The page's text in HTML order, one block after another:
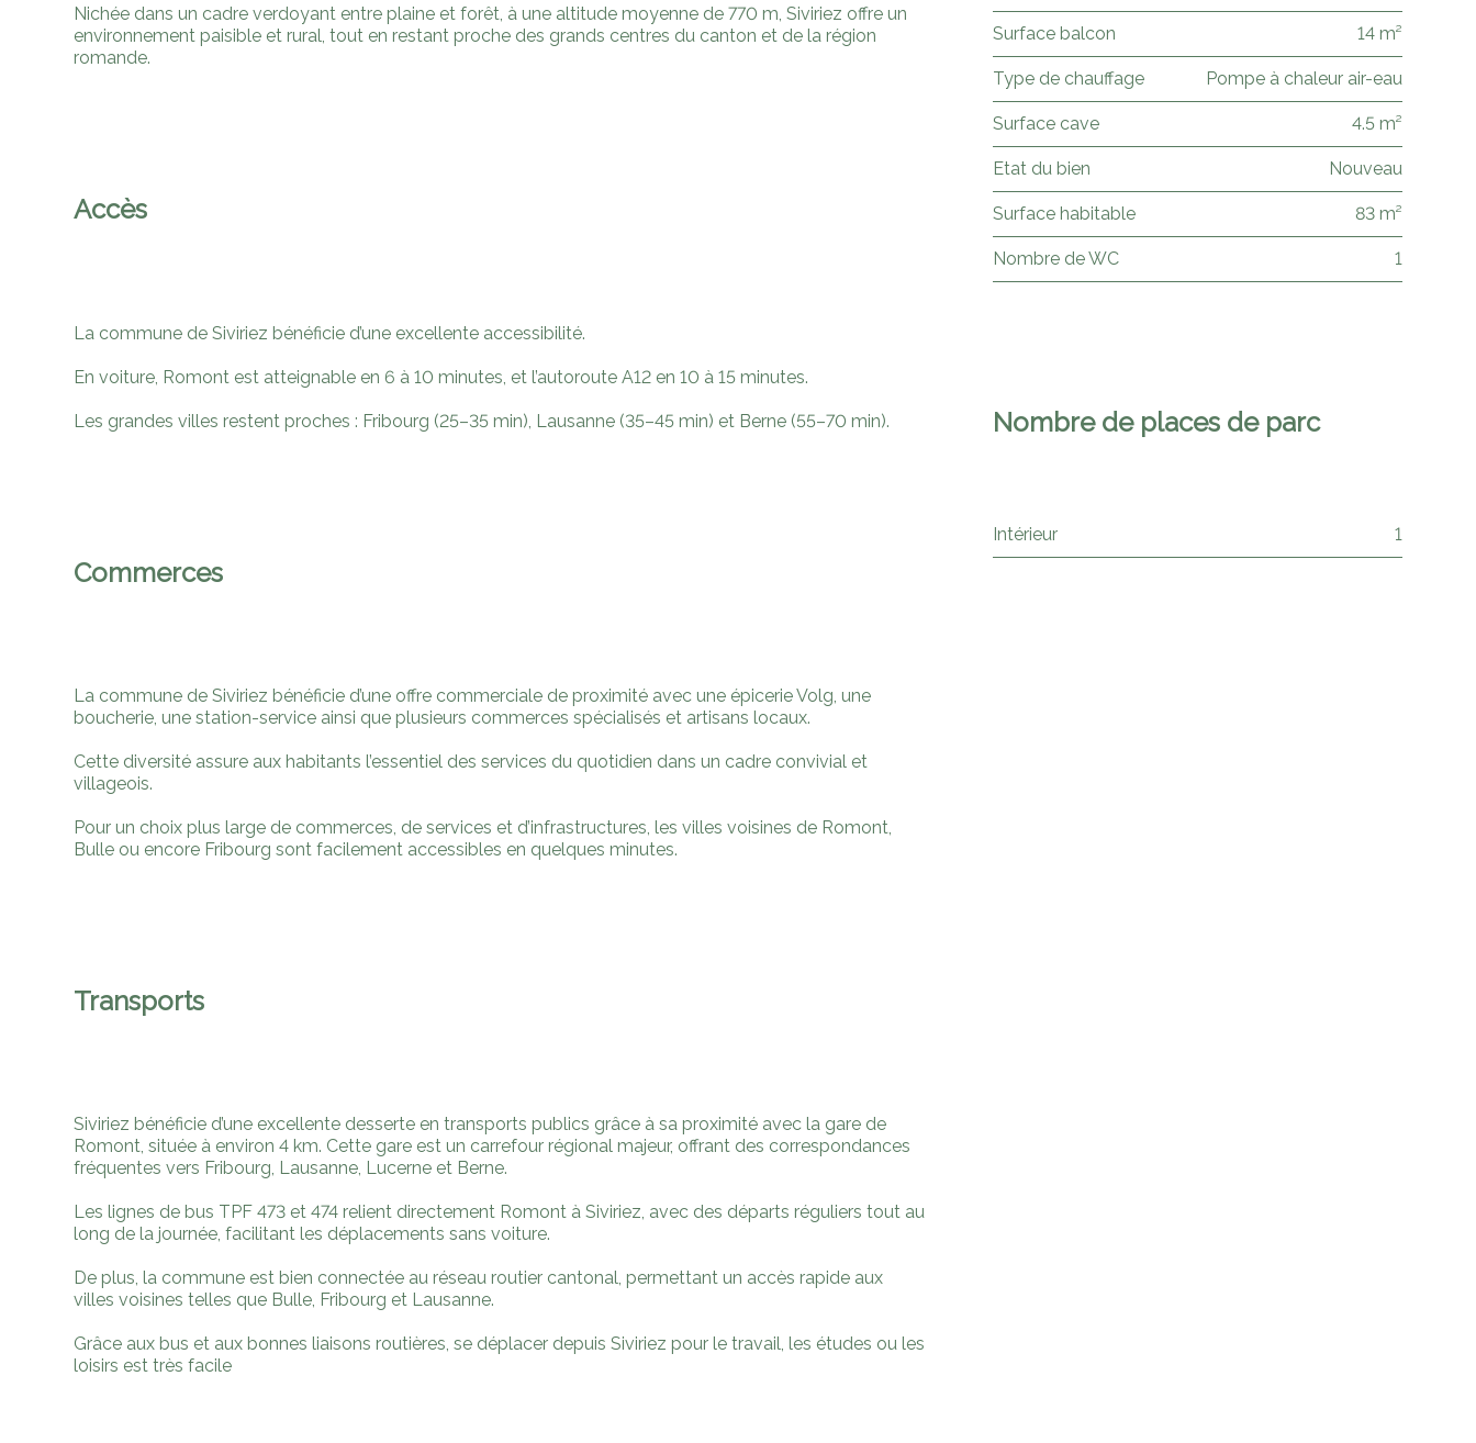
Nichée dans un cadre verdoyant entre plaine et forêt, à une altitude moyenne de 770 m, Siviriez offre un
environnement paisible et rural, tout en restant proche des grands centres du canton et de la région
romande.
Accès
La commune de Siviriez bénéficie d’une excellente accessibilité.
En voiture, Romont est atteignable en 6 à 10 minutes, et l’autoroute A12 en 10 à 15 minutes.
Les grandes villes restent proches : Fribourg (25–35 min), Lausanne (35–45 min) et Berne (55–70 min).
Commerces
La commune de Siviriez bénéficie d’une offre commerciale de proximité avec une épicerie Volg, une
boucherie, une station-service ainsi que plusieurs commerces spécialisés et artisans locaux.
Cette diversité assure aux habitants l’essentiel des services du quotidien dans un cadre convivial et
villageois.
Pour un choix plus large de commerces, de services et d’infrastructures, les villes voisines de Romont,
Bulle ou encore Fribourg sont facilement accessibles en quelques minutes.
Transports
Siviriez bénéficie d’une excellente desserte en transports publics grâce à sa proximité avec la gare de
Romont, située à environ 4 km. Cette gare est un carrefour régional majeur, offrant des correspondances
fréquentes vers Fribourg, Lausanne, Lucerne et Berne.
Les lignes de bus TPF 473 et 474 relient directement Romont à Siviriez, avec des départs réguliers tout au
long de la journée, facilitant les déplacements sans voiture.
De plus, la commune est bien connectée au réseau routier cantonal, permettant un accès rapide aux
villes voisines telles que Bulle, Fribourg et Lausanne.
Grâce aux bus et aux bonnes liaisons routières, se déplacer depuis Siviriez pour le travail, les études ou les
loisirs est très facile
Surface balcon 14 m²
Type de chauffage Pompe à chaleur air-eau
Surface cave 4.5 m²
Etat du bien Nouveau
Surface habitable 83 m²
Nombre de WC 1
Nombre de places de parc
Intérieur 1